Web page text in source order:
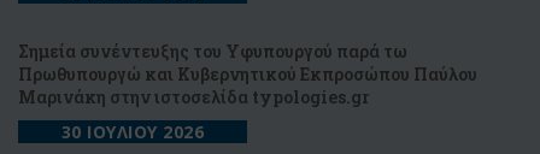
Σημεία συνέντευξης του Υφυπουργού παρά τω
Πρωθυπουργώ και Κυβερνητικού Εκπροσώπου Παύλου
Μαρινάκη στην ιστοσελίδα typologies.gr
30 ΙΟΥΛΙΟΥ 2026